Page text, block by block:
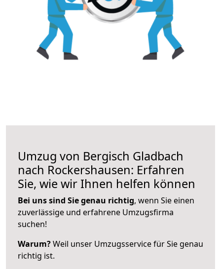
Umzug von Bergisch Gladbach
nach Rockershausen: Erfahren
Sie, wie wir Ihnen helfen können
Bei uns sind Sie genau richtig, wenn Sie einen
zuverlässige und erfahrene Umzugsfirma
suchen!
Warum?Weil unser Umzugsservice für Sie genau
richtig ist.